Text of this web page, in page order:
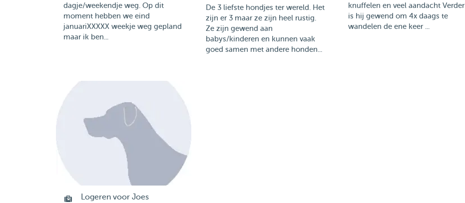
dagje/weekendje weg. Op dit
moment hebben we eind
januariXXXXX weekje weg gepland
maar ik ben...
De 3 liefste hondjes ter wereld. Het
zijn er 3 maar ze zijn heel rustig.
Ze zijn gewend aan
babys/kinderen en kunnen vaak
goed samen met andere honden...
knuffelen en veel aandacht Verder
is hij gewend om 4x daags te
wandelen de ene keer ...
Logeren voor Joes